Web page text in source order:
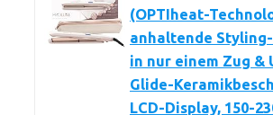
(OPTIheat-
anhaltende
in nur einem Zug &
Glide-
LCD-Display, 150-